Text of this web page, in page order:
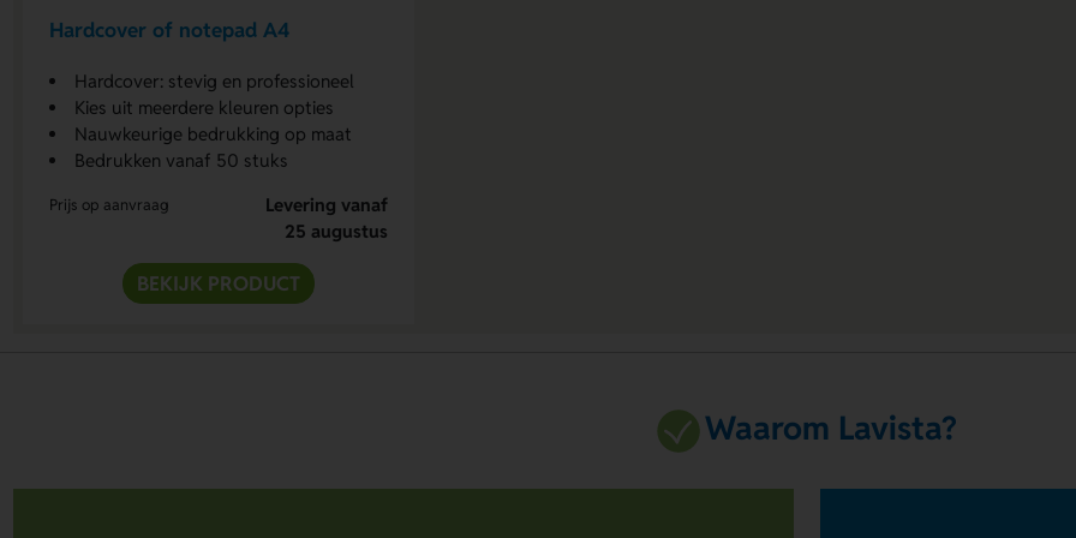
Hardcover of notepad A4
Hardcover: stevig en professioneel
Kies uit meerdere kleuren opties
Nauwkeurige bedrukking op maat
Bedrukken vanaf 50 stuks
Prijs op aanvraag
Levering vanaf
25 augustus
BEKIJK PRODUCT
Waarom Lavista?